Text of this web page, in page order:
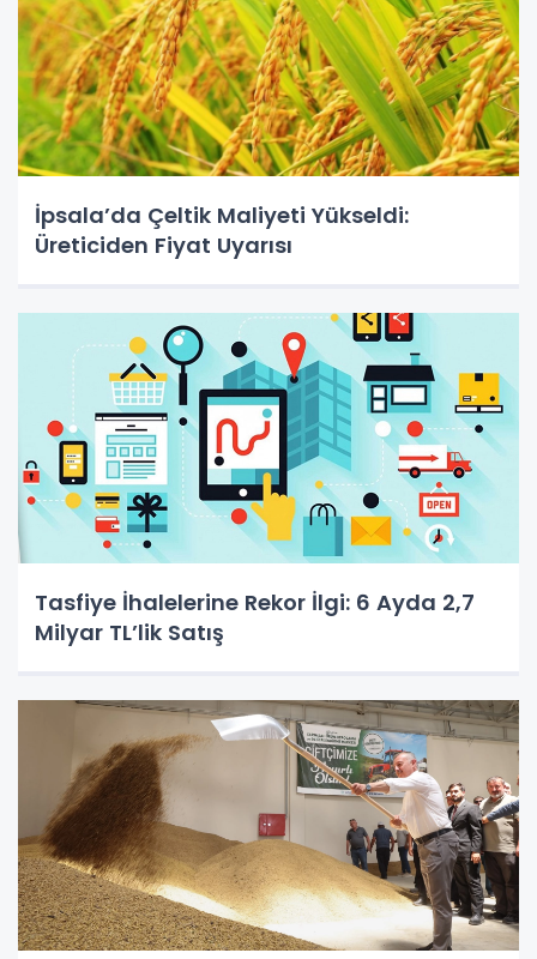
İpsala’da Çeltik Maliyeti Yükseldi:
Üreticiden Fiyat Uyarısı
Tasfiye İhalelerine Rekor İlgi: 6 Ayda 2,7
Milyar TL’lik Satış